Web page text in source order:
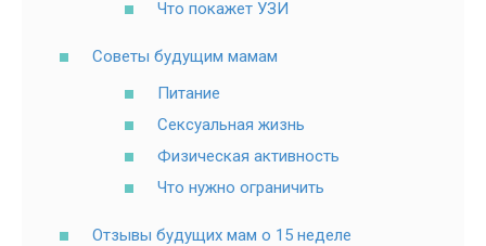
Что покажет УЗИ
Советы будущим мамам
Питание
Сексуальная жизнь
Физическая активность
Что нужно ограничить
Отзывы будущих мам о 15 неделе